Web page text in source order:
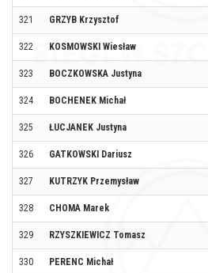
321 GRZYB Krzysztof
322 KOSMOWSKI Wiesław
323 BOCZKOWSKA Justyna
324 BOCHENEK Michał
325 ŁUCJANEK Justyna
326 GATKOWSKI Dariusz
327 KUTRZYK Przemysław
328 CHOMA Marek
329 RZYSZKIEWICZ Tomasz
330 PERENC Michał